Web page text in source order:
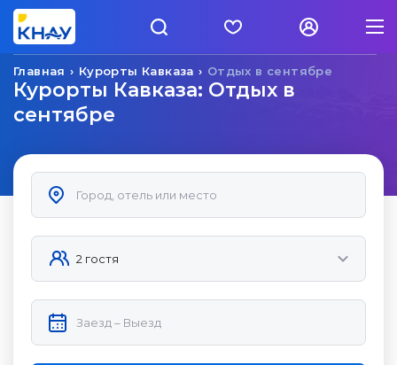
Отдых в сентябре
Курорты Кавказа
Главная
Курорты Кавказа: Отдых в
сентябре